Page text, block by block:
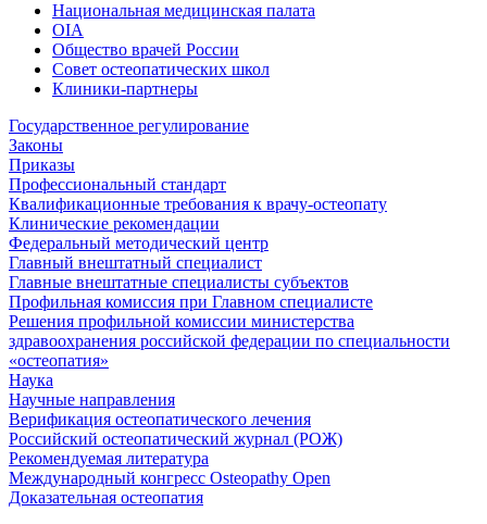
Национальная медицинская палата
OIA
Общество врачей России
Совет остеопатических школ
Клиники-партнеры
Государственное регулирование
Законы
Приказы
Профессиональный стандарт
Квалификационные требования к врачу-остеопату
Клинические рекомендации
Федеральный методический центр
Главный внештатный специалист
Главные внештатные специалисты субъектов
Профильная комиссия при Главном специалисте
Решения профильной комиссии министерства
здравоохранения российской федерации по специальности
«остеопатия»
Наука
Научные направления
Верификация остеопатического лечения
Российский остеопатический журнал (РОЖ)
Рекомендуемая литература
Международный конгресс Osteopathy Open
Доказательная остеопатия